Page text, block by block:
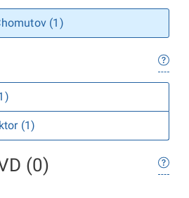
(1)
(1)
(0)